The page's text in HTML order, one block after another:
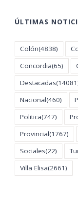
ÚLTIMAS
Colón(4838)
Concordia(65)
Destacadas
Nacional(460)
Politica(747)
Provincial(1767)
Sociales(22)
Villa Elisa(2661)